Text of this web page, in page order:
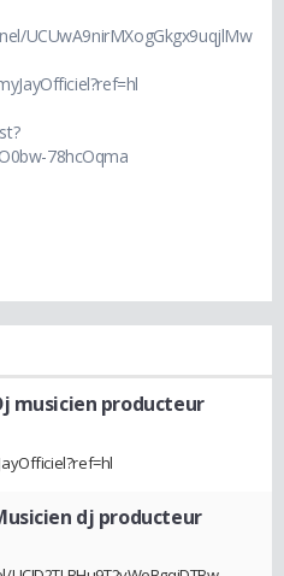
UCUwA9nirMXogGkgx9uqjlMw
78hcOqma
musicien producteur
dj producteur